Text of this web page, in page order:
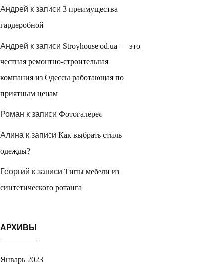
Андрей к записи 3 преимущества
гардеробной
Андрей к записи Stroyhouse.od.ua — это
честная ремонтно-строительная
компания из Одессы работающая по
приятным ценам
Роман к записи Фотогалерея
Алина к записи Как выбрать стиль
одежды?
Георгий к записи Типы мебели из
синтетического ротанга
АРХИВЫ
Январь 2023